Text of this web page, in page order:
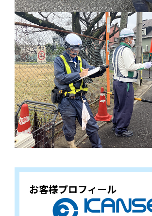
お客様プロフィール